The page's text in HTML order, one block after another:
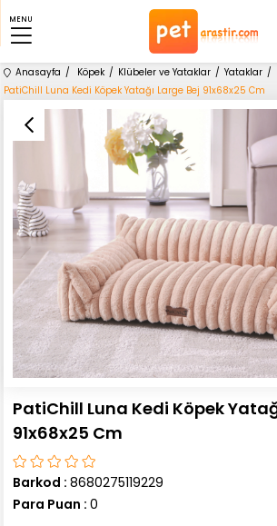
MENU
Anasayfa Köpek Klübeler ve Yataklar
Yataklar
PatiChill Luna Kedi Köpek Yatağı Large Bej 91x68x25 Cm
PatiChill Luna Kedi Köpek
91x68x25 Cm
Barkod : 8680275119229
Para Puan : 0